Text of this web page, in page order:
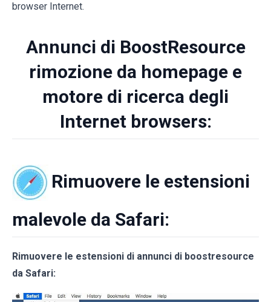
browser Internet.
Annunci di BoostResource
rimozione da homepage e
motore di ricerca degli
Internet browsers:
Rimuovere le estensioni
malevole da Safari:
Rimuovere le estensioni di annunci di boostresource
da Safari: